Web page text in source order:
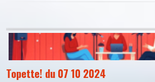
Topette! du 07 10 2024